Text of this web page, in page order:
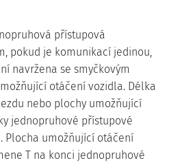
přístupová
pokud je komunikací jedinou,
navržena se smyčkovým
otáčení vozidla. Délka
nebo plochy umožňující
jednopruhové přístupové
Plocha umožňující otáčení
T na konci jednopruhové